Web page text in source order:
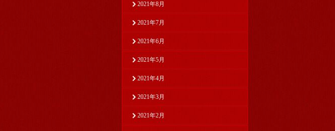
2021年8月
2021年7月
2021年6月
2021年5月
2021年4月
2021年3月
2021年2月